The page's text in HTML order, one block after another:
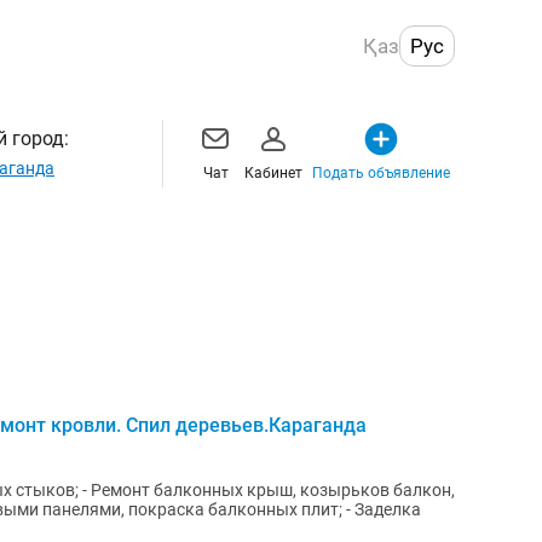
Қаз Рус
город:
Чат Кабинет Подать объявление
кровли. Спил деревьев.Караганда
стыков; - Ремонт балконных крыш, козырьков балкон,
панелями, покраска балконных плит; - Заделка